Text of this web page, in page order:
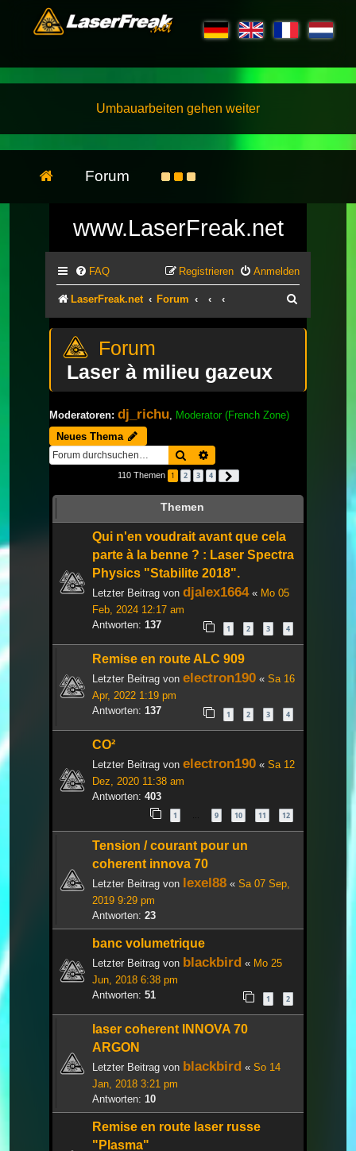
Umbauarbeiten gehen weiter
Forum
www.LaserFreak.net
FAQ Anmelden
Registrieren
LaserFreak.net Forum
Laser à milieu gazeux
Moderatoren: dj_richu Moderator (French Zone)
Neues Thema
Suche
110 Themen 1 2 3 4
Themen
Qui n'en voudrait avant que cela
parte à la benne ? : Laser Spectra
Physics "Stabilite 2018".
Letzter Beitrag von djalex1664« Mo 05
Feb, 2024 12:17 am
Antworten: 137 1 2 3 4
Remise en route ALC 909
Letzter Beitrag von electron190 « Sa 16
Apr, 2022 1:19 pm
Antworten: 137 1 2 3 4
CO²
Letzter Beitrag von electron190 « Sa 12
Dez, 2020 11:38 am
Antworten: 403
1 … 9 10 11 12
Tension / courant pour un
coherent innova 70
Letzter Beitrag von lexel88 « Sa 07 Sep,
2019 9:29 pm
Antworten: 23
banc volumetrique
Letzter Beitrag von blackbird « Mo 25
Jun, 2018 6:38 pm
Antworten: 51 1 2
laser coherent INNOVA 70
ARGON
Letzter Beitrag von blackbird « So 14
Jan, 2018 3:21 pm
Antworten: 10
Remise en route laser russe
"Plasma"